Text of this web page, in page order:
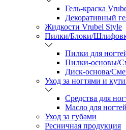
Гель-краска
Декоративный
Жидкости Vrubel Style
Пилки/Блоки/
Пилки для
Пилки-основы/
Диск-основа/
Уход за ногтями и
Средства для
Масло для
Уход за губами
Ресничная продукция